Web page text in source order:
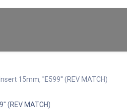
Insert 15mm, ''E599'' (REV MATCH)